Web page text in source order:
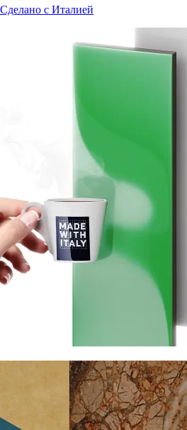
Сделано с Италией